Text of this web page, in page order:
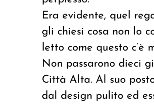
Era evidente, quel
gli chiesi cosa non lo
letto come questo c’è
Non passarono dieci
Città Alta. Al suo
dal design pulito ed